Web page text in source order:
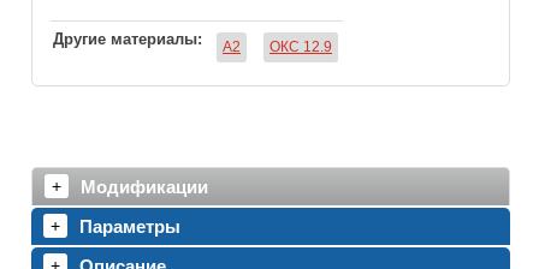
Другие материалы: A2 ОКС 12.9
Модификации
Параметры